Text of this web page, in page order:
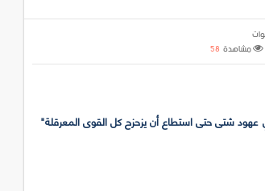
مشاهدة58
عهود شتى حتى استطاع أن يزحزح كل القوى المعرقلة"